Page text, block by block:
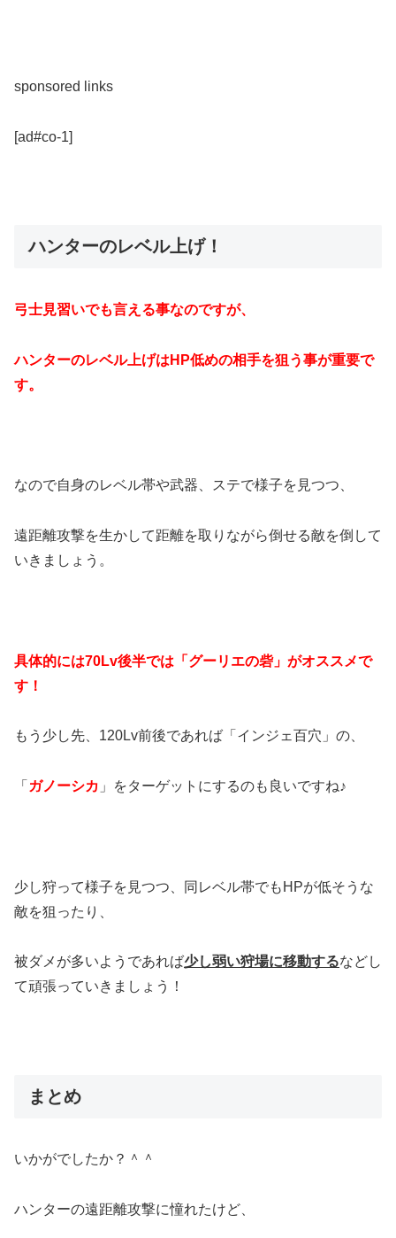
sponsored links
[ad#co-1]
ハンターのレベル上げ！
弓士見習いでも言える事なのですが、
ハンターのレベル上げはHP低めの相手を狙う事が重要で
す。
なので自身のレベル帯や武器、ステで様子を見つつ、
遠距離攻撃を生かして距離を取りながら倒せる敵を倒して
いきましょう。
具体的には70Lv後半では「グーリエの砦」がオススメで
す！
もう少し先、120Lv前後であれば「インジェ百穴」の、
「 ガノーシカ 」をターゲットにするのも良いですね♪
少し狩って様子を見つつ、同レベル帯でもHPが低そうな
敵を狙ったり、
被ダメが多いようであれば少し弱い狩場に移動するなどし
て頑張っていきましょう！
まとめ
いかがでしたか？＾＾
ハンターの遠距離攻撃に憧れたけど、